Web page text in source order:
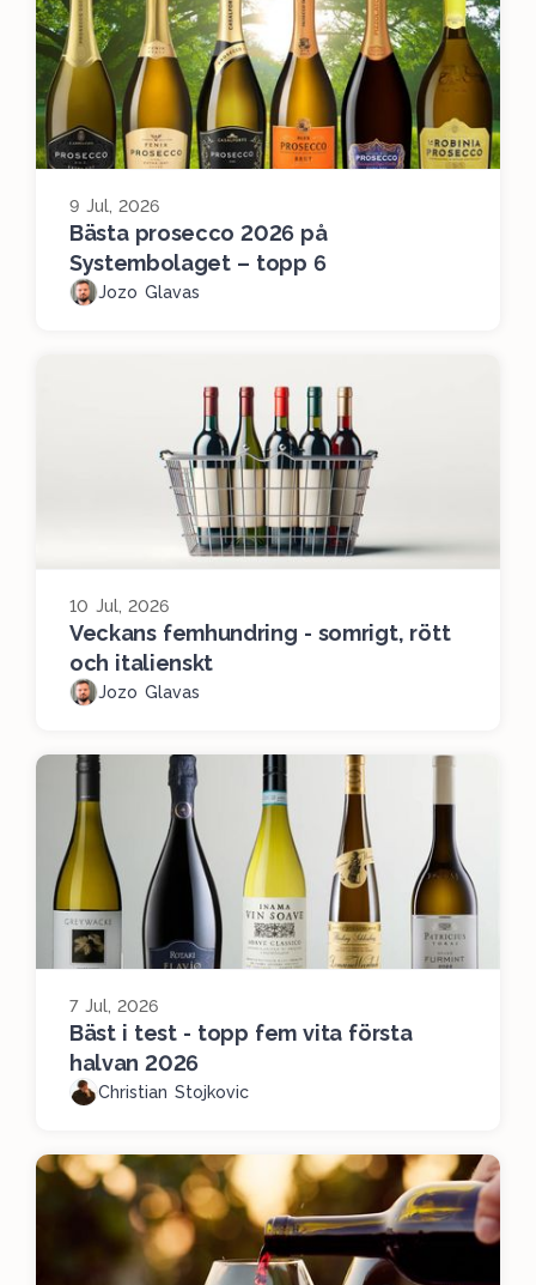
9 Jul, 2026
Bästa prosecco 2026 på
Systembolaget – topp 6
Jozo Glavas
10 Jul, 2026
Veckans femhundring - somrigt, rött
och italienskt
Jozo Glavas
7 Jul, 2026
Bäst i test - topp fem vita första
halvan 2026
Christian Stojkovic